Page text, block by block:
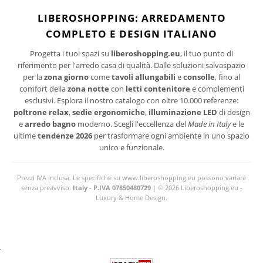
I suoi dati personali verranno trattati per le finalità connesse all'invio delle newsletter.
Per maggiori informazioni sul trattamento dei dati personali consultare la privacy policy
LIBEROSHOPPING: ARREDAMENTO
COMPLETO E DESIGN ITALIANO
Progetta i tuoi spazi su liberoshopping.eu, il tuo punto di
riferimento per l'arredo casa di qualità. Dalle soluzioni salvaspazio
per lazona giornocometavoli allungabili econsolle, fino al
comfort dellazona notte con letti contenitore e complementi
esclusivi. Esplora il nostro catalogo con oltre 10.000 referenze:
poltrone relax,sedie ergonomiche, illuminazione LED di design
earredo bagno moderno. Scegli l'eccellenza delMade in Italye le
ultimetendenze 2026 per trasformare ogni ambiente in uno spazio
unico e funzionale.
Prezzi IVA inclusa. Le specifiche su www.liberoshopping.eu possono variare
senza preavviso. Italy - P.IVA 07850480729| © 2026 Liberoshopping.eu -
Luxury & Home Design.